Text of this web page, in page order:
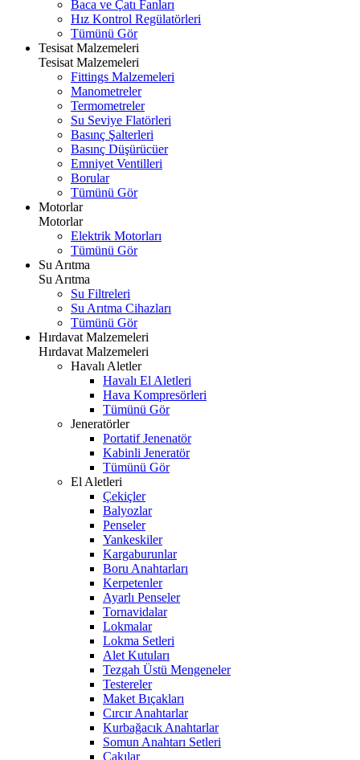
Baca ve Çatı Fanları
Hız Kontrol Regülatörleri
Tümünü Gör
Tesisat Malzemeleri
Tesisat Malzemeleri
Fittings Malzemeleri
Manometreler
Termometreler
Su Seviye Flatörleri
Basınç Şalterleri
Basınç Düşürücüer
Emniyet Ventilleri
Borular
Tümünü Gör
Motorlar
Motorlar
Elektrik Motorları
Tümünü Gör
Su Arıtma
Su Arıtma
Su Filtreleri
Su Arıtma Cihazları
Tümünü Gör
Hırdavat Malzemeleri
Hırdavat Malzemeleri
Havalı Aletler
Havalı El Aletleri
Hava Kompresörleri
Tümünü Gör
Jeneratörler
Portatif Jenenatör
Kabinli Jeneratör
Tümünü Gör
El Aletleri
Çekiçler
Balyozlar
Penseler
Yankeskiler
Kargaburunlar
Boru Anahtarları
Kerpetenler
Ayarlı Penseler
Tornavidalar
Lokmalar
Lokma Setleri
Alet Kutuları
Tezgah Üstü Mengeneler
Testereler
Maket Bıçakları
Cırcır Anahtarlar
Kurbağacık Anahtarlar
Somun Anahtarı Setleri
Çakılar